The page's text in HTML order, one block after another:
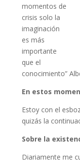
momentos de
crisis solo la
imaginación
es más
importante
que el
conocimiento”
En estos
Estoy con el
quizás la
Sobre la
Diariamente me